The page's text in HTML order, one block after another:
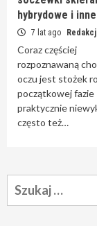
hybrydowe i inne
7 lat ago
Coraz częściej
rozpoznawaną
oczu jest stożek
początkowej fazie
praktycznie
często też…
Szukaj: